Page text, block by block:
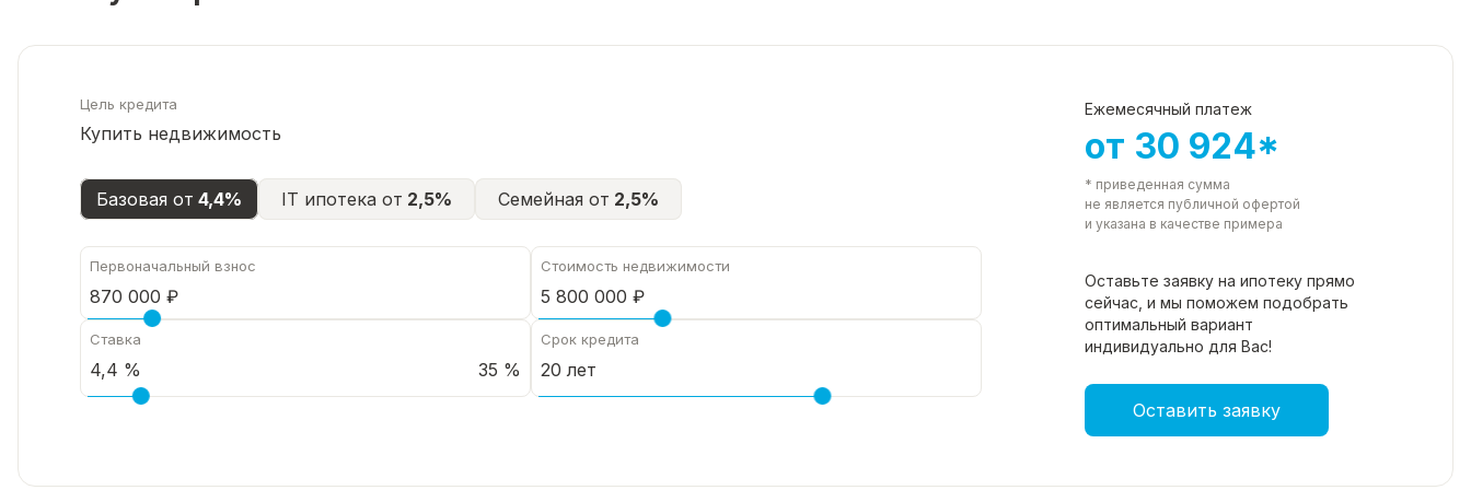
Цель кредита
Купить недвижимость
Базовая от 4,4% IT ипотека от 2,5% Семейная от 2,5%
Первоначальный взнос Стоимость недвижимости
Ставка
35 %
Срок кредита
Ежемесячный платеж
от 30 924*
* приведенная сумма
не является публичной офертой
и указана в качестве примера
Оставьте заявку на ипотеку прямо
сейчас, и мы поможем подобрать
оптимальный вариант
индивидуально для Вас!
Оставить заявку